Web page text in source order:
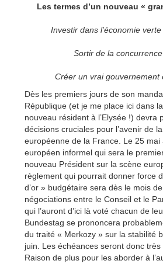
Les termes d’un nouveau «
Investir dans l’économie verte
Sortir de la
Créer un vrai gouvernement
Dès les premiers jours de son
République (et je me place ici dans
nouveau résident à l’Elysée !) devra
décisions cruciales pour l’avenir de
européenne de la France. Le 25 mai
européen informel qui sera le
nouveau Président sur la scène
règlement qui pourrait donner force
d’or » budgétaire sera dès le mois
négociations entre le Conseil et le
qui l’auront d’ici là voté chacun de
Bundestag se prononcera
du traité « Merkozy » sur la stabilité
juin. Les échéances seront donc très
Raison de plus pour les aborder à